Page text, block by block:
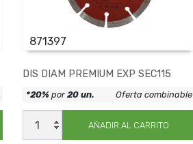
871397
DIS DIAM PREMIUM EXP SEC115
DIS
DIAM
PREMIUM
AÑADIR AL CARRITO
*20%por20 un. Oferta combinable